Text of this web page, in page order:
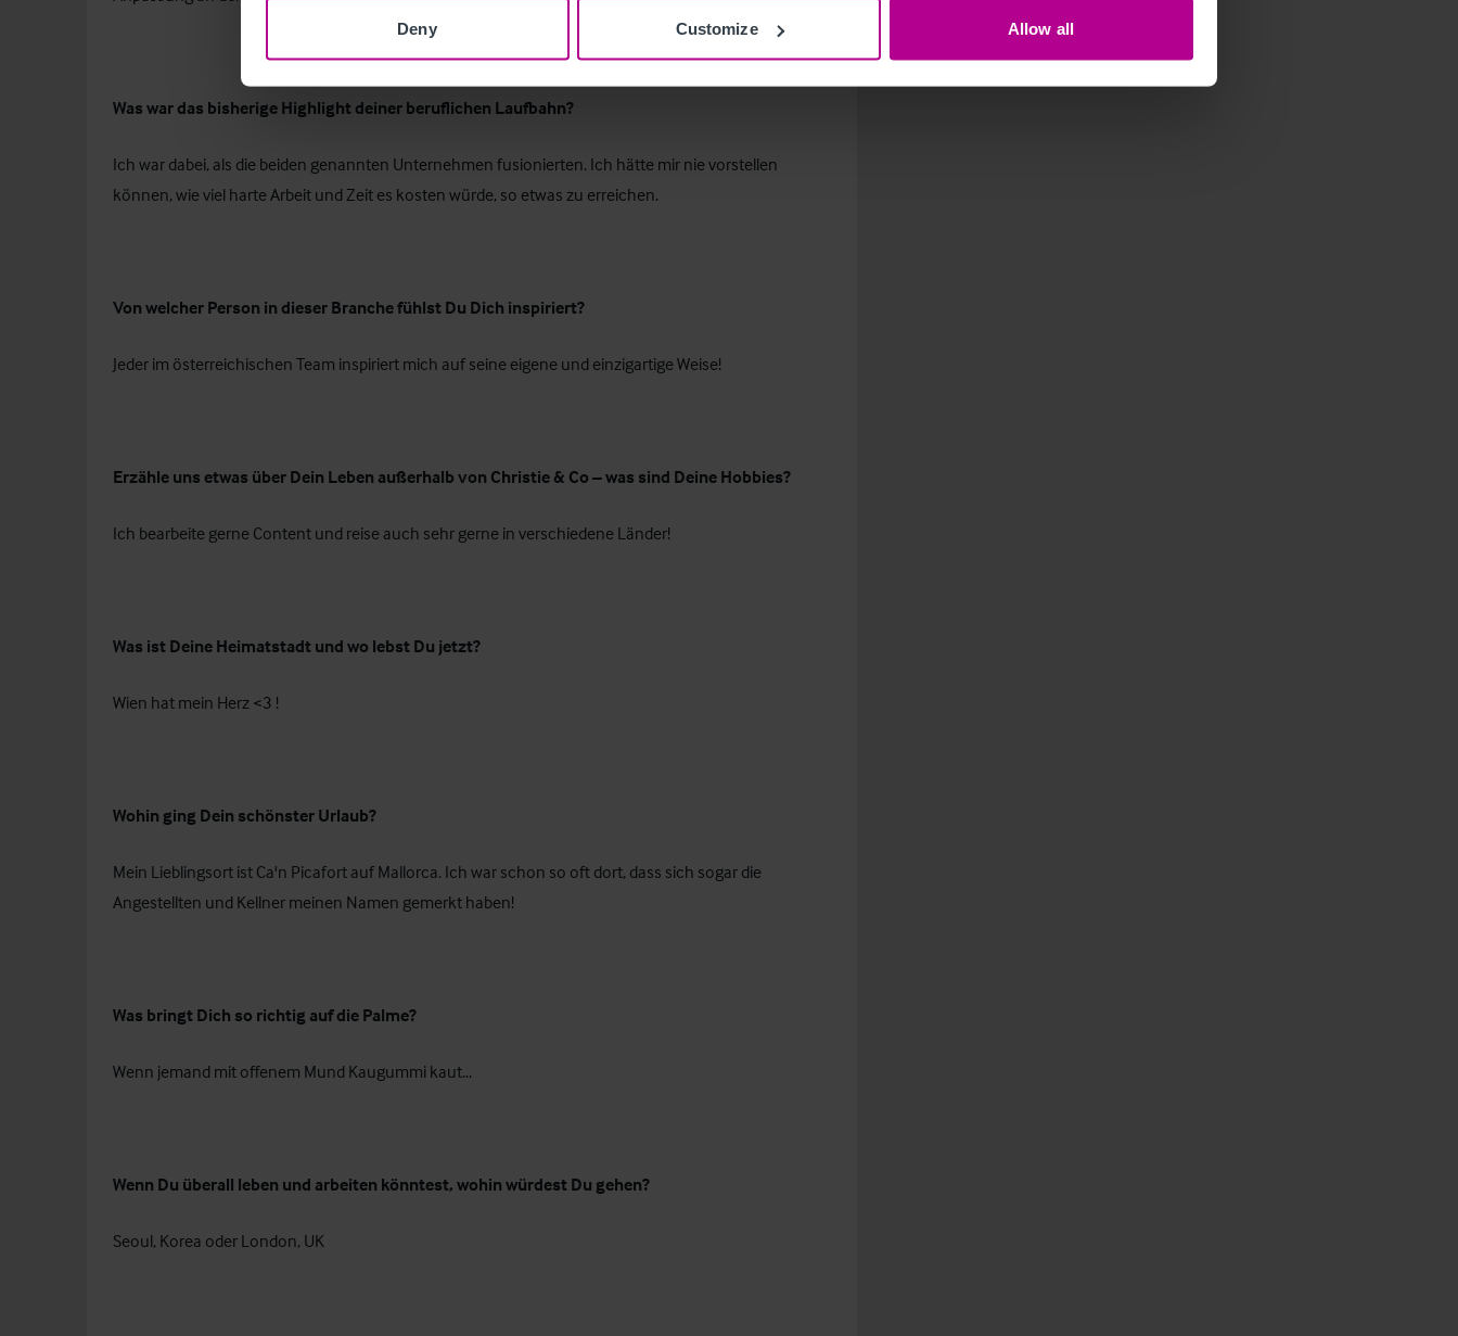
Deny Customize Allow all
Was war das bisherige Highlight deiner beruflichen Laufbahn?
Ich war dabei, als die beiden genannten Unternehmen fusionierten. Ich hätte mir nie vorstellen
können, wie viel harte Arbeit und Zeit es kosten würde, so etwas zu erreichen.
Von welcher Person in dieser Branche fühlst Du Dich inspiriert?
Jeder im österreichischen Team inspiriert mich auf seine eigene und einzigartige Weise!
Erzähle uns etwas über Dein Leben außerhalb von Christie & Co – was sind Deine Hobbies?
Ich bearbeite gerne Content und reise auch sehr gerne in verschiedene Länder!
Was ist Deine Heimatstadt und wo lebst Du jetzt?
Wien hat mein Herz <3 !
Wohin ging Dein schönster Urlaub?
Mein Lieblingsort ist Ca'n Picafort auf Mallorca. Ich war schon so oft dort, dass sich sogar die
Angestellten und Kellner meinen Namen gemerkt haben!
Was bringt Dich so richtig auf die Palme?
Wenn jemand mit offenem Mund Kaugummi kaut...
Wenn Du überall leben und arbeiten könntest, wohin würdest Du gehen?
Seoul, Korea oder London, UK